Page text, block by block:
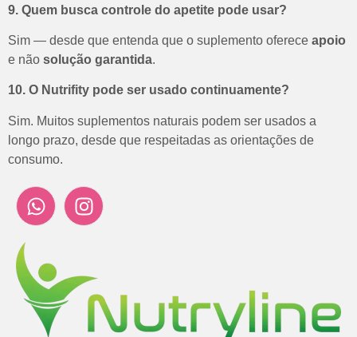
9. Quem busca controle do apetite pode usar?
Sim — desde que entenda que o suplemento oferece apoio
e não solução garantida.
10. O Nutrifity pode ser usado continuamente?
Sim. Muitos suplementos naturais podem ser usados a
longo prazo, desde que respeitadas as orientações de
consumo.